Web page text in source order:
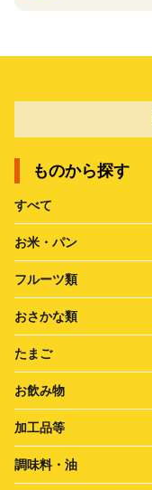
ものから探す
すべて
お米・パン
フルーツ類
おさかな類
たまご
お飲み物
加工品等
調味料・油